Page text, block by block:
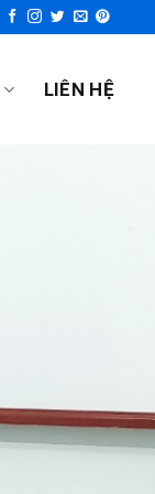
LIÊN HỆ